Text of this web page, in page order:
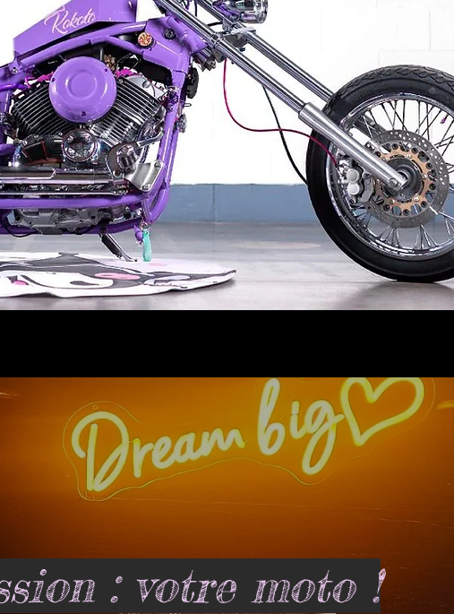
: votre moto !